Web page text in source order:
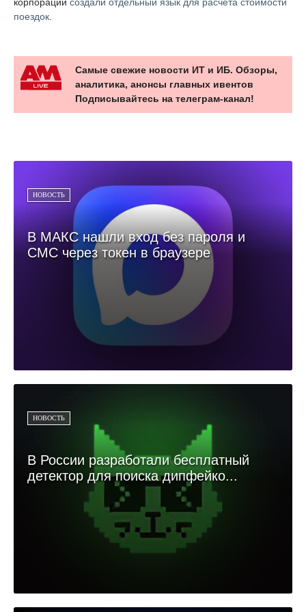
корпорации создали отдельный язык для расчёта стоимости
поездок.
Самые свежие новости ИТ и ИБ. Обзоры,
аналитика, анонсы главных ивентов
Подписывайтесь на телеграм-канал!
НОВОСТЬ
В МАКС нашли вход без пароля и
СМС через токен в браузере
НОВОСТЬ
В России разработали бесплатный
детектор для поиска дипфейко...